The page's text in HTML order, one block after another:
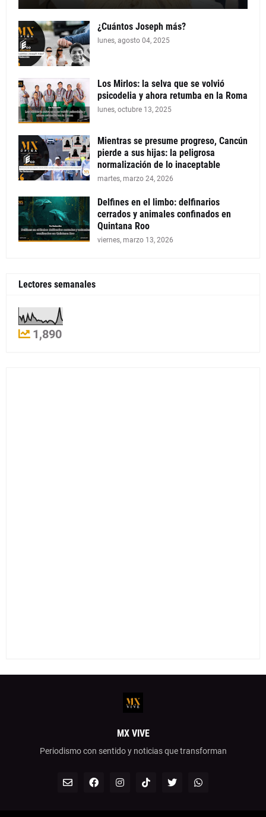
¿Cuántos Joseph más?
lunes, agosto 04, 2025
Los Mirlos: la selva que se volvió
psicodelia y ahora retumba en la Roma
lunes, octubre 13, 2025
Mientras se presume progreso, Cancún
pierde a sus hijas: la peligrosa
normalización de lo inaceptable
martes, marzo 24, 2026
Delfines en el limbo: delfinarios
cerrados y animales confinados en
Quintana Roo
viernes, marzo 13, 2026
Lectores semanales
1,890
MX VIVE
Periodismo con sentido y noticias que transforman